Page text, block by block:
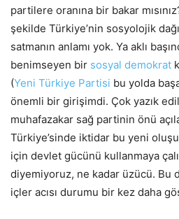
partilere oranına bir bakar
şekilde Türkiye’nin sosyolojik
satmanın anlamı yok. Ya aklı
benimseyen bir sosyal demokrat
(Yeni Türkiye Partisi bu yolda
önemli bir girişimdi. Çok yazık
muhafazakar sağ partinin önü
Türkiye’sinde iktidar bu yeni
için devlet gücünü kullanmaya
diyemiyoruz, ne kadar üzücü. Bu
içler acısı durumu bir kez daha